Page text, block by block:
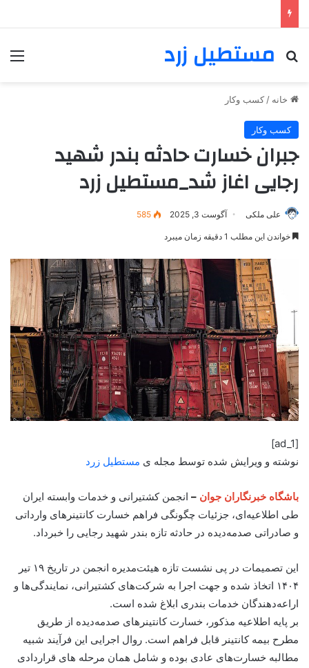
مستطیل زرد
خانه / کسب وکار
کسب وکار
جبران خسارت حادثه بندر شهید
رجایی اغاز شد_مستطیل زرد
علی ملکی آگوست 3, 2025 585
خواندن این مطلب 1 دقیقه زمان میبرد
[ad_1]
نوشته و ویرایش شده توسط مجله ی مستطیل زرد
باشگاه خبرنگاران جوان – انجمن کشتیرانی و خدمات وابسته ایران
طی اطلاعیه‌ای، جزئیات چگونگی فراهم خسارت کانتینر‌های وارداتی
و صادراتی صدمه‌دیده در حادثه تازه بندر شهید رجایی را خبرداد.
این تصمیمات در پی نشست تازه هیئت‌مدیره انجمن در تاریخ ۱۹ تیر
۱۴۰۴ اتخاذ شده و جهت اجرا به شرکت‌های کشتیرانی، نمایندگی‌ها و
اراعه‌دهندگان خدمات بندری ابلاغ شده است.
بر پایه اطلاعیه مذکور، خسارت کانتینر‌های صدمه‌دیده از طریق
مطرح بیمه کانتینر قابل فراهم است. روال اجرایی این فرآیند شبیه
مطالبه خسارت‌های عادی بوده و شامل همان مرحله های قراردادی